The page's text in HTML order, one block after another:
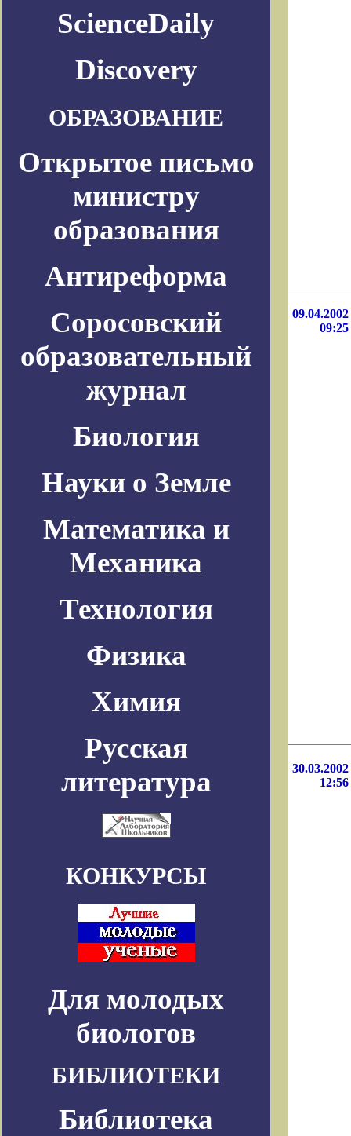
ScienceDaily
Discovery
ОБРАЗОВАНИЕ
Открытое письмо
министру
образования
Антиреформа
Соросовский
образовательный
журнал
Биология
Науки о Земле
Математика и
Механика
Технология
Физика
Химия
Русская
литература
КОНКУРСЫ
Для молодых
биологов
БИБЛИОТЕКИ
Библиотека
09.04.2002
09:25
30.03.2002
12:56